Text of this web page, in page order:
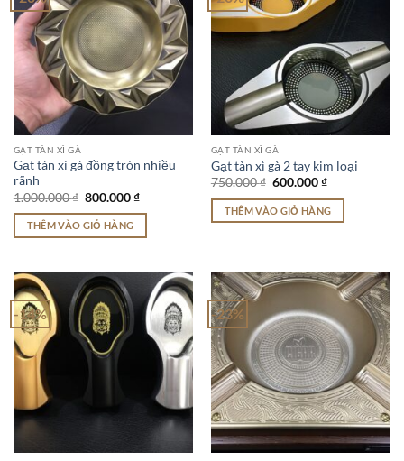
GẠT TÀN XÌ GÀ
Gạt tàn xì gà đồng tròn nhiều
rãnh
1.000.000₫ Giá
là:
1.000.000 ₫.
800.000₫Giá
tại
800.000 ₫.
THÊM VÀO GIỎ HÀNG
GẠT TÀN XÌ GÀ
Gạt tàn xì gà 2 tay kim loại
750.000₫ Giá
là:
750.000 ₫.
600.000₫Giá
tại
là:
THÊM VÀO GIỎ HÀNG
-14% -23%